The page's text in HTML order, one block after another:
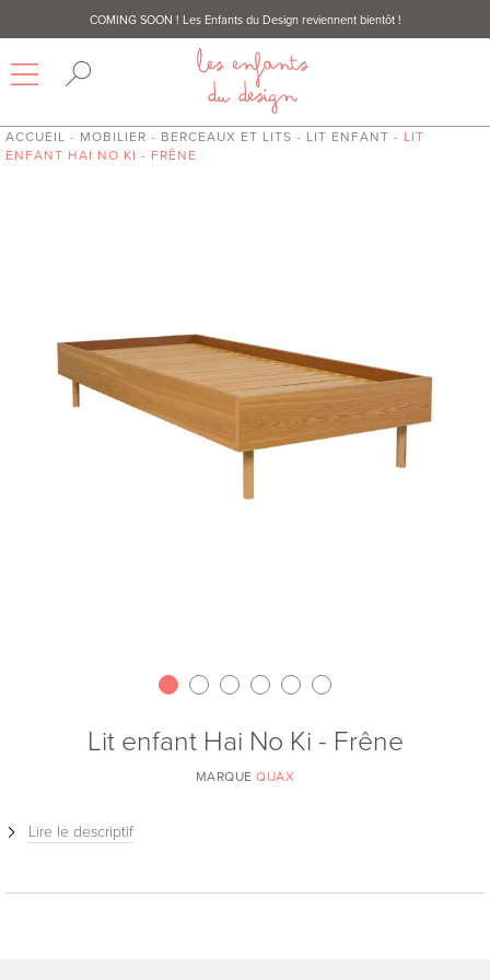
COMING SOON ! Les Enfants du Design reviennent bientôt !
ACCUEIL - MOBILIER - BERCEAUX ET LITS - LIT ENFANT - LIT
ENFANT HAI NO KI - FRÊNE
Lit enfant Hai No Ki - Frêne
MARQUEQUAX
Lire le descriptif